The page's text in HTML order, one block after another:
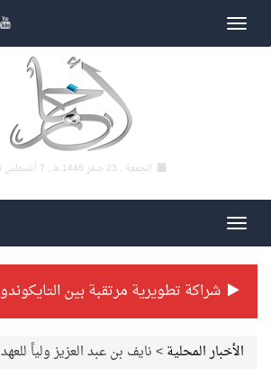
الجمعة , 23 صفر 1448 هـ , 7 أغسطس 2026 م
الأخبار المحلية>نايف بن عبد العزيز ولياً للعهد